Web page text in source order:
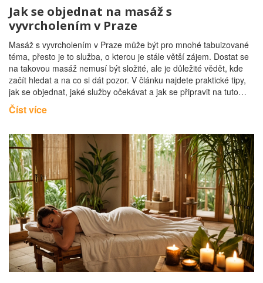
Jak se objednat na masáž s
vyvrcholením v Praze
Masáž s vyvrcholením v Praze může být pro mnohé tabuizované
téma, přesto je to služba, o kterou je stále větší zájem. Dostat se
na takovou masáž nemusí být složité, ale je důležité vědět, kde
začít hledat a na co si dát pozor. V článku najdete praktické tipy,
jak se objednat, jaké služby očekávat a jak se připravit na tuto
specifickou formu relaxace.
Číst více